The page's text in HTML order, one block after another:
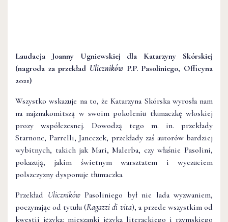
Laudacja Joanny Ugniewskiej dla Katarzyny Skórskiej
(nagroda za przekład Uliczników P.P. Pasoliniego, Officyna
2021)
Wszystko wskazuje na to, że Katarzyna Skórska wyrosła nam
na najznakomitszą w swoim pokoleniu tłumaczkę włoskiej
prozy współczesnej. Dowodzą tego m. in. przekłady
Starnone, Parrelli, Janeczek, przekłady zaś autorów bardziej
wybitnych, takich jak Mari, Malerba, czy właśnie Pasolini,
pokazują, jakim świetnym warsztatem i wyczuciem
polszczyzny dysponuje tłumaczka.
Przekład UlicznikówPasoliniego był nie lada wyzwaniem,
poczynając od tytułu (Ragazzi di vita), a przede wszystkim od
kwestii języka: mieszanki języka literackiego i rzymskiego